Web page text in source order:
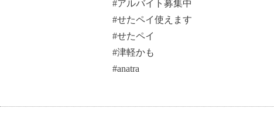
#アルバイト募集中
#せたペイ使えます
#せたペイ
#津軽かも
#anatra